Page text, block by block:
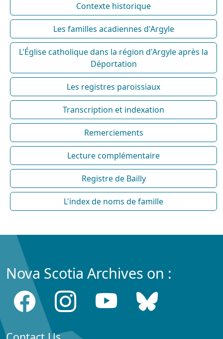
Contexte historique
Les familles acadiennes d'Argyle
L'Église catholique dans la région d'Argyle après la
Déportation
Les registres paroissiaux
Transcription et indexation
Remerciements
Lecture complémentaire
Registre de Bailly
L'index de noms de famille
Nova Scotia Archives on :